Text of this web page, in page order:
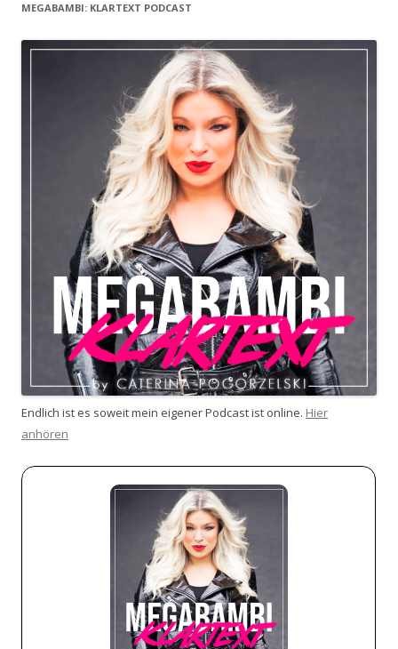
MEGABAMBI: KLARTEXT PODCAST
Endlich ist es soweit mein eigener Podcast ist online. Hier
anhören